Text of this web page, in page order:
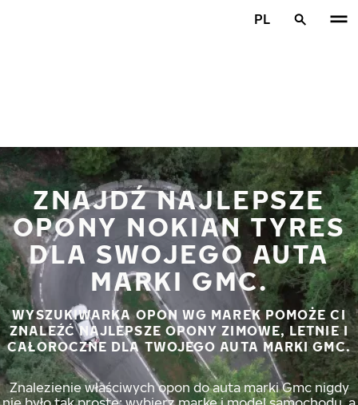
PL
ZNAJDŹ NAJLEPSZE
OPONY NOKIAN TYRES
DLA SWOJEGO AUTA
MARKI GMC.
WYSZUKIWARKA OPON WG MAREK POMOŻE CI
ZNALEŹĆ NAJLEPSZE OPONY ZIMOWE, LETNIE I
CAŁOROCZNE DLA TWOJEGO AUTA MARKI GMC.
Znalezienie właściwych opon do auta marki Gmc nigdy